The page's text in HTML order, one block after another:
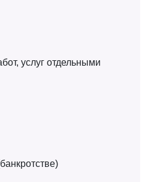
услуг отдельными